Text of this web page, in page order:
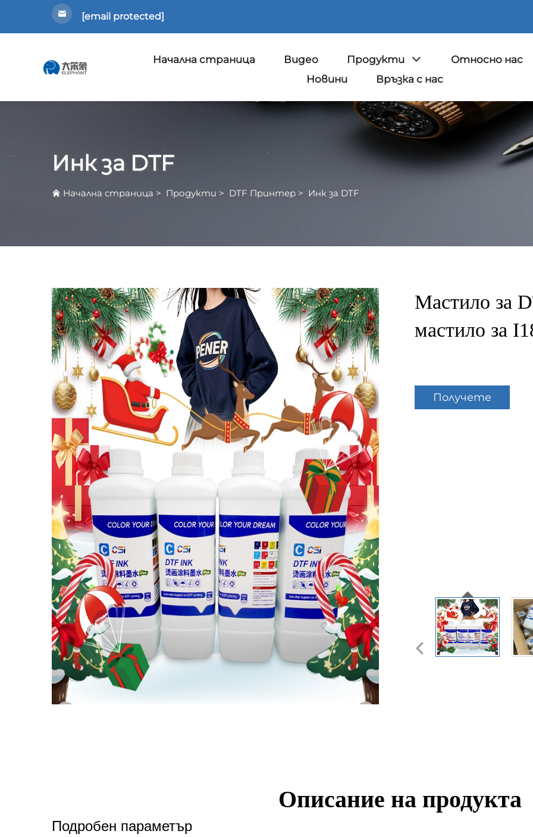
[email protected]
Начална страница Видео Продукти Относно нас
Новини
Връзка с нас
Инк за DTF
Начална страница > Продукти > DTF Принтер > Инк за DTF
Мастило за
мастило за
Получете
Описание на продукта
Подробен параметър